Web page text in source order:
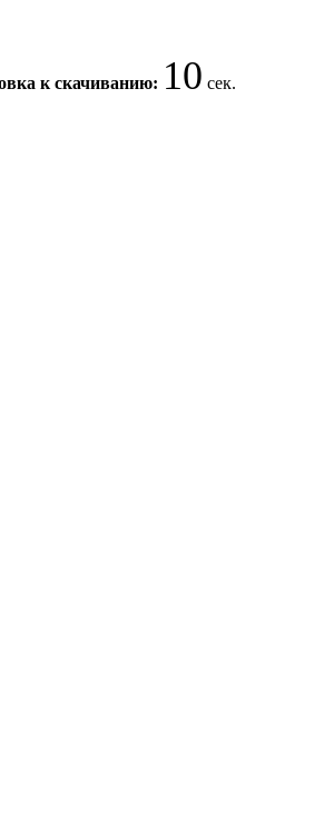
к скачиванию: 10 сек.